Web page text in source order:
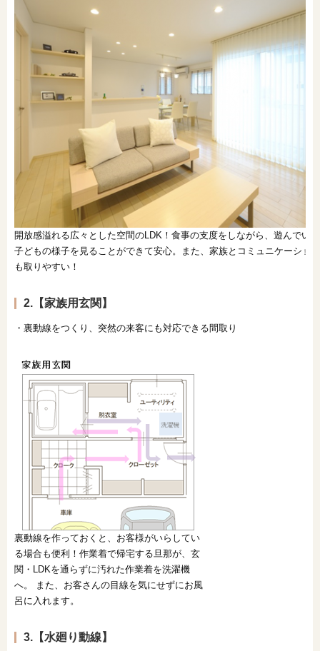
開放感溢れる広々とした空間のLDK！食事の支度をしながら、遊んでいる
子どもの様子を見ることができて安心。また、家族とコミュニケーション
も取りやすい！
2.【家族用玄関】
・裏動線をつくり、突然の来客にも対応できる間取り
裏動線を作っておくと、お客様がいらしてい
る場合も便利！作業着で帰宅する旦那が、玄
関・LDKを通らずに汚れた作業着を洗濯機
へ。 また、お客さんの目線を気にせずにお風
呂に入れます。
3.【水廻り動線】